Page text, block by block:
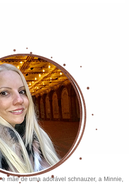
mãe de uma adorável schnauzer, a Minnie,